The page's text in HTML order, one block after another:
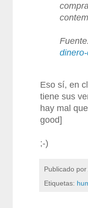
Eso sí, en
tiene sus
hay mal
good]
;-)
Publicado por
Etiquetas: